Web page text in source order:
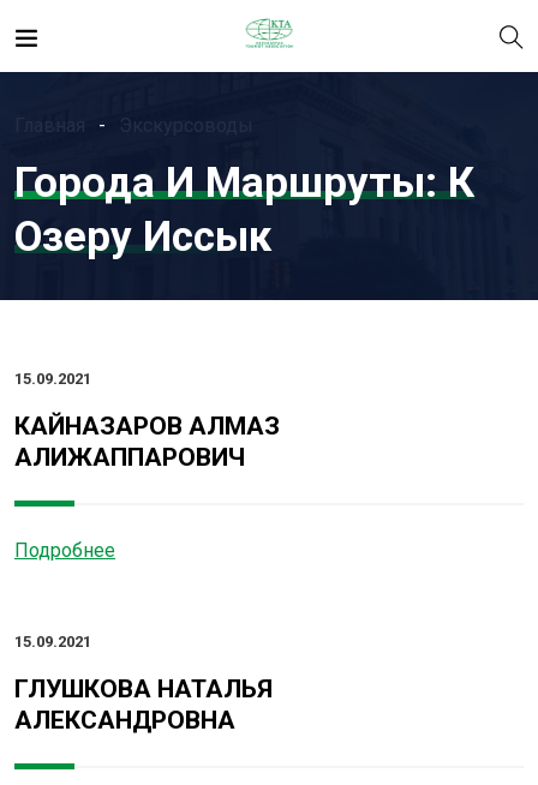
Города И Маршруты:К
Озеру Иссык
15.09.2021
КАЙНАЗАРОВ АЛМАЗ
АЛИЖАППАРОВИЧ
Подробнее
15.09.2021
ГЛУШКОВА НАТАЛЬЯ
АЛЕКСАНДРОВНА